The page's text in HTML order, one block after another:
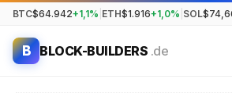
BTC$64.942+1,1% ETH$1.916+1,0% SOL
B BLOCK-BUILDERS .de